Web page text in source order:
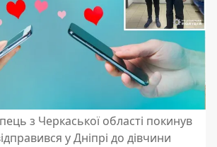
з Черкаської області покинув
у Дніпрі до дівчини